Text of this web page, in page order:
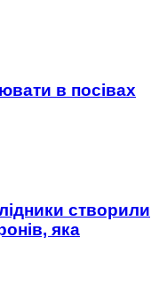
в посівах
створили
яка